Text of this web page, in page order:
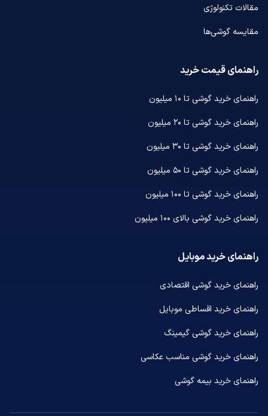
مقالات تکنولوژی
مقایسه گوشی‌ها
راهنمای قیمت خرید
راهنمای خرید گوشی تا ۱۰ میلیون
راهنمای خرید گوشی تا ۲۰ میلیون
راهنمای خرید گوشی تا ۳۰ میلیون
راهنمای خرید گوشی تا ۵۰ میلیون
راهنمای خرید گوشی تا ۱۰۰ میلیون
راهنمای خرید گوشی بالای ۱۰۰ میلیون
راهنمای خرید موبایل
راهنمای خرید گوشی اقتصادی
راهنمای خرید اقساطی موبایل
راهنمای خرید گوشی گیمینگ
راهنمای خرید گوشی مناسب عکاسی
راهنمای خرید بیمه گوشی